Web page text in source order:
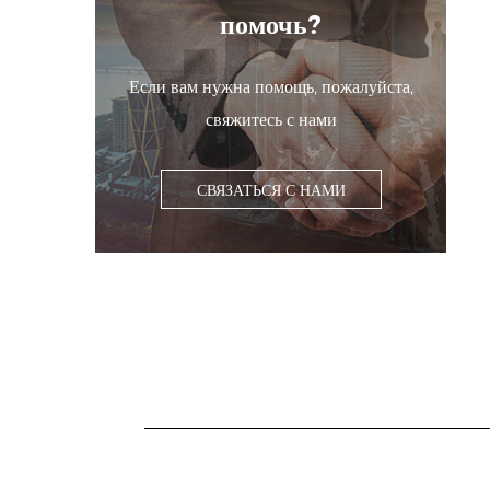
помочь?
Если вам нужна помощь, пожалуйста,
свяжитесь с нами
СВЯЗАТЬСЯ С НАМИ